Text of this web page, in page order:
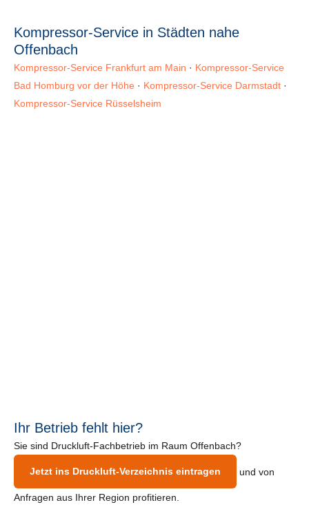
Kompressor-Service in Städten nahe
Offenbach
Kompressor-Service Frankfurt am Main · Kompressor-Service
Bad Homburg vor der Höhe · Kompressor-Service Darmstadt ·
Kompressor-Service Rüsselsheim
Ihr Betrieb fehlt hier?
Sie sind Druckluft-Fachbetrieb im Raum Offenbach?
Jetzt ins Druckluft-Verzeichnis eintragen und von
Anfragen aus Ihrer Region profitieren.